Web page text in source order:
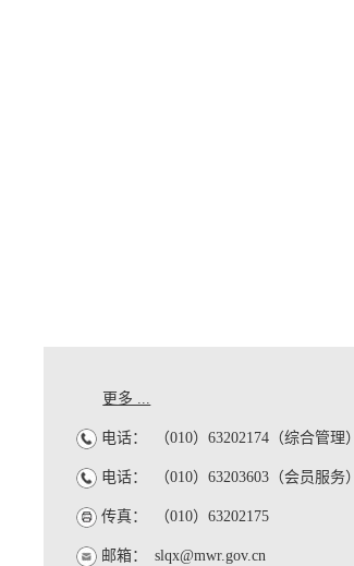
更多 ...
电话： （010）63202174（综合管理）
电话： （010）63203603（会员服务）
传真： （010）63202175
邮箱： slqx@mwr.gov.cn